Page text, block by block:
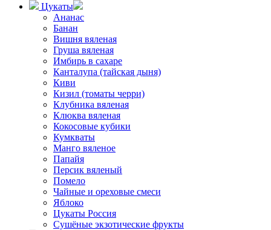
Цукаты
Ананас
Банан
Вишня вяленая
Груша вяленая
Имбирь в сахаре
Канталупа (тайская дыня)
Киви
Кизил (томаты черри)
Клубника вяленая
Клюква вяленая
Кокосовые кубики
Кумкваты
Манго вяленое
Папайя
Персик вяленый
Помело
Чайные и ореховые смеси
Яблоко
Цукаты Россия
Сушёные экзотические фрукты